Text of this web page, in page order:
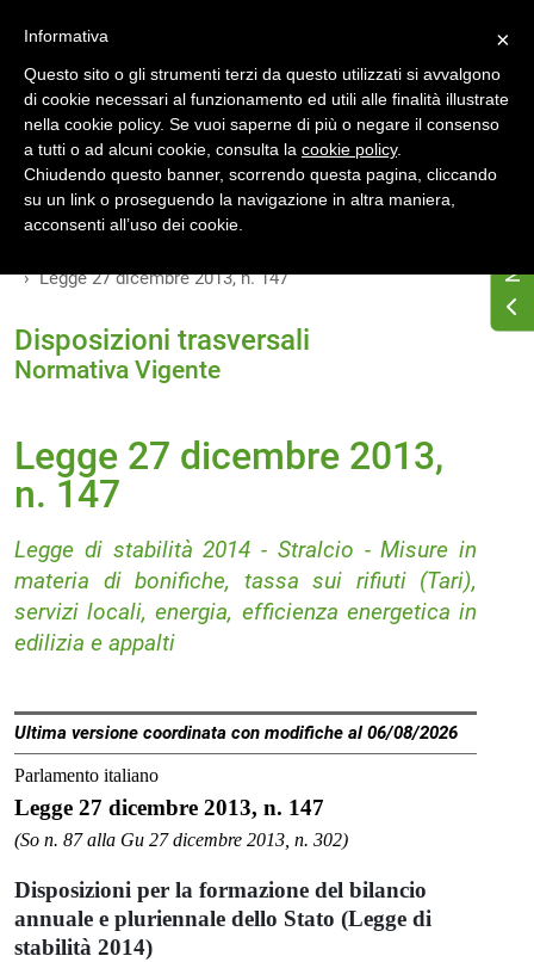
Home
Osservatorio di normativa energetica
Normativa energetica nazionale
Legge 27 dicembre 2013, n. 147
Disposizioni trasversali
Normativa Vigente
Legge 27 dicembre 2013,
n. 147
Legge di stabilità 2014 - Stralcio - Misure in
materia di bonifiche, tassa sui rifiuti (Tari),
servizi locali, energia, efficienza energetica in
edilizia e appalti
Ultima versione coordinata con modifiche al 06/08/2026
Parlamento italiano
Legge 27 dicembre 2013, n. 147
(So n. 87 alla Gu 27 dicembre 2013, n. 302)
Disposizioni per la formazione del bilancio
annuale e pluriennale dello Stato (Legge di
stabilità 2014)
×
Informativa
Questo sito o gli strumenti terzi da questo utilizzati si avvalgono
di cookie necessari al funzionamento ed utili alle finalità illustrate
nella cookie policy. Se vuoi saperne di più o negare il consenso
a tutti o ad alcuni cookie, consulta la cookie policy.
Chiudendo questo banner, scorrendo questa pagina, cliccando
su un link o proseguendo la navigazione in altra maniera,
acconsenti all’uso dei cookie.